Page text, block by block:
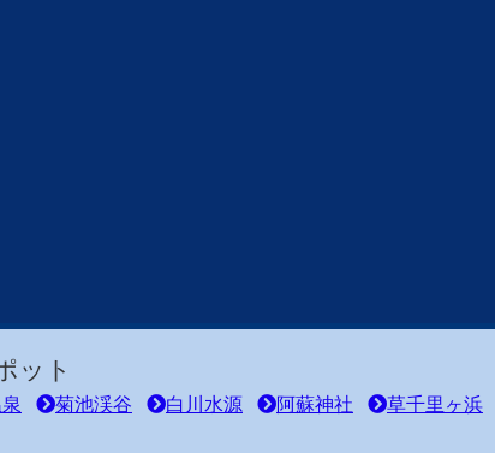
ット
菊池渓谷 白川水源 阿蘇神社 草千里ヶ浜